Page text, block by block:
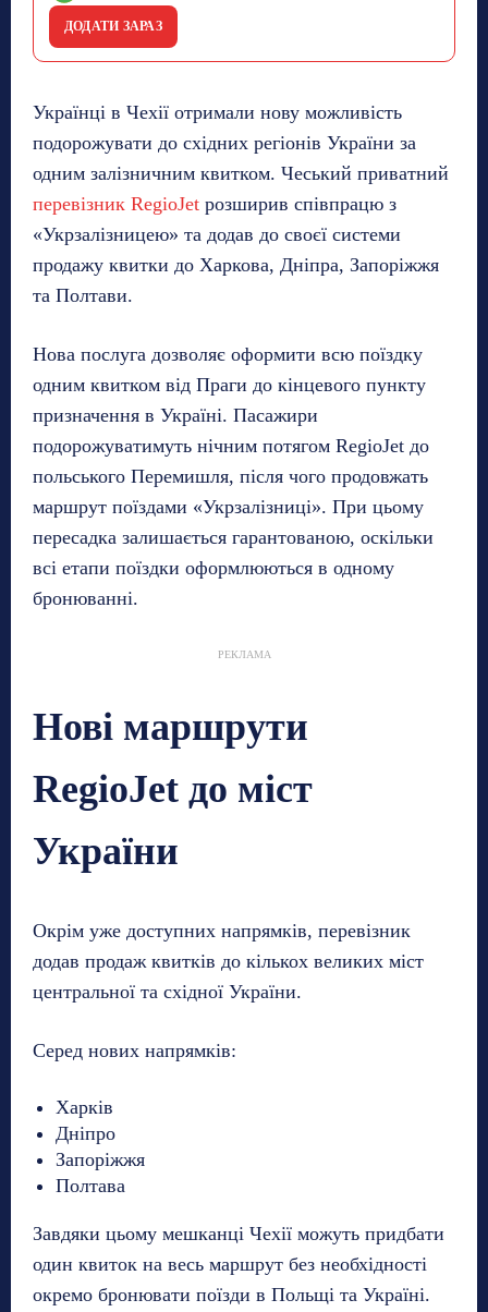
ДОДАТИ ЗАРАЗ
Українці в Чехії отримали нову можливість
подорожувати до східних регіонів України за
одним залізничним квитком. Чеський приватний
перевізник RegioJet розширив співпрацю з
«Укрзалізницею» та додав до своєї системи
продажу квитки до Харкова, Дніпра, Запоріжжя
та Полтави.
Нова послуга дозволяє оформити всю поїздку
одним квитком від Праги до кінцевого пункту
призначення в Україні. Пасажири
подорожуватимуть нічним потягом RegioJet до
польського Перемишля, після чого продовжать
маршрут поїздами «Укрзалізниці». При цьому
пересадка залишається гарантованою, оскільки
всі етапи поїздки оформлюються в одному
бронюванні.
РЕКЛАМА
Нові маршрути
RegioJet до міст
України
Окрім уже доступних напрямків, перевізник
додав продаж квитків до кількох великих міст
центральної та східної України.
Серед нових напрямків:
Харків
Дніпро
Запоріжжя
Полтава
Завдяки цьому мешканці Чехії можуть придбати
один квиток на весь маршрут без необхідності
окремо бронювати поїзди в Польщі та Україні.